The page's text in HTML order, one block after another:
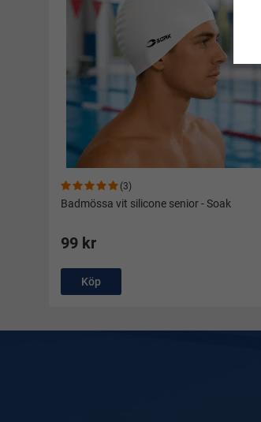
(3)
Badmössa vit silicone senior - Soak
99 kr
Köp